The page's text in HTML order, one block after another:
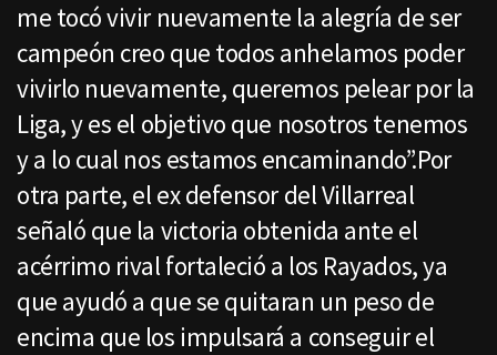
me tocó vivir nuevamente la alegría de ser
campeón creo que todos anhelamos poder
vivirlo nuevamente, queremos pelear por la
Liga, y es el objetivo que nosotros tenemos
y a lo cual nos estamos encaminando”.Por
otra parte, el ex defensor del Villarreal
señaló que la victoria obtenida ante el
acérrimo rival fortaleció a los Rayados, ya
que ayudó a que se quitaran un peso de
encima que los impulsará a conseguir el